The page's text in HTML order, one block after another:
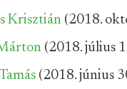
Krisztián (2018.
(2018. július
(2018. június